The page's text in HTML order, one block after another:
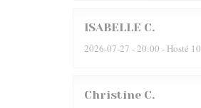
ISABELLE C
2026-07-27 - 20:00 - Hosté 10
Christine C